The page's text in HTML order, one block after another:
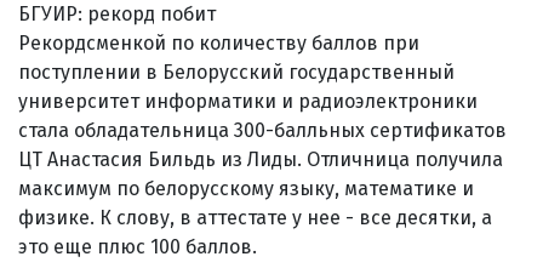
БГУИР: рекорд побит
Рекордсменкой по количеству баллов при
поступлении в Белорусский государственный
университет информатики и радиоэлектроники
стала обладательница 300-балльных сертификатов
ЦТ Анастасия Бильдь из Лиды. Отличница получила
максимум по белорусскому языку, математике и
физике. К слову, в аттестате у нее - все десятки, а
это еще плюс 100 баллов.